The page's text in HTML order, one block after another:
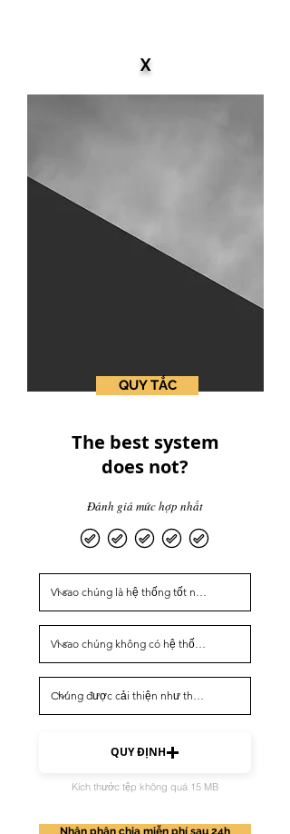
X
QUY TẮC
The best system
does not?
Đánh giá mức hợp nhất
QUY ĐỊNH
Kích thước tệp không quá 15 MB
Nhận phân chia miễn phí sau 24h